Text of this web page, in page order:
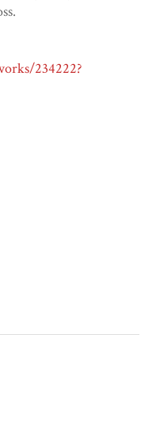
234222?